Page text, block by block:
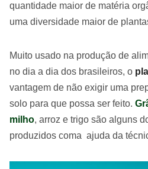
quantidade maior de matéria
uma diversidade maior de
Muito usado na produção de
no dia a dia dos brasileiros, o
vantagem de não exigir uma
solo para que possa ser feito.
milho, arroz e trigo são alguns
produzidos coma ajuda da